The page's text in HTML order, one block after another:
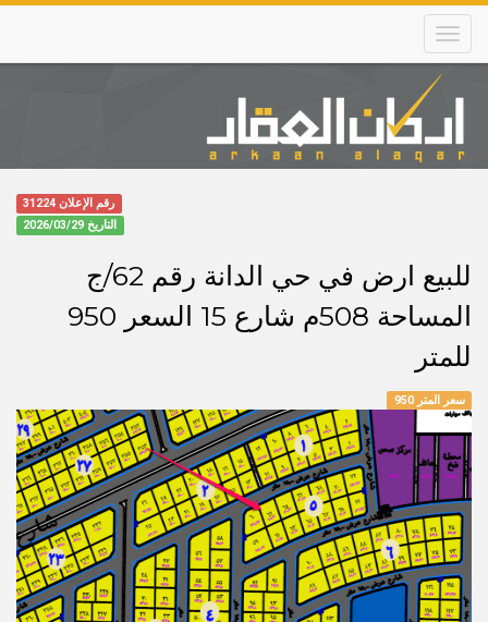
Skip
main
content
Main
navigation
رقم الإعلان 31224
التاريخ 2026/03/29
للبيع ارض في حي الدانة رقم 62/ج
المساحة 508م شارع 15 السعر 950
للمتر
سعر المتر 950